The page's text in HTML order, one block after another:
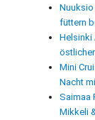
Nuuksio
füttern
Helsinki
Mini
Nacht
Saimaa
Mikkeli